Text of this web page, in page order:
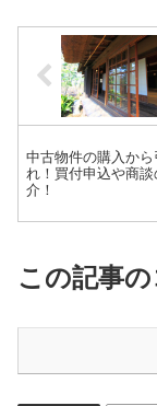
中古物件の購入か
れ！買付申込や商
介！
この記事